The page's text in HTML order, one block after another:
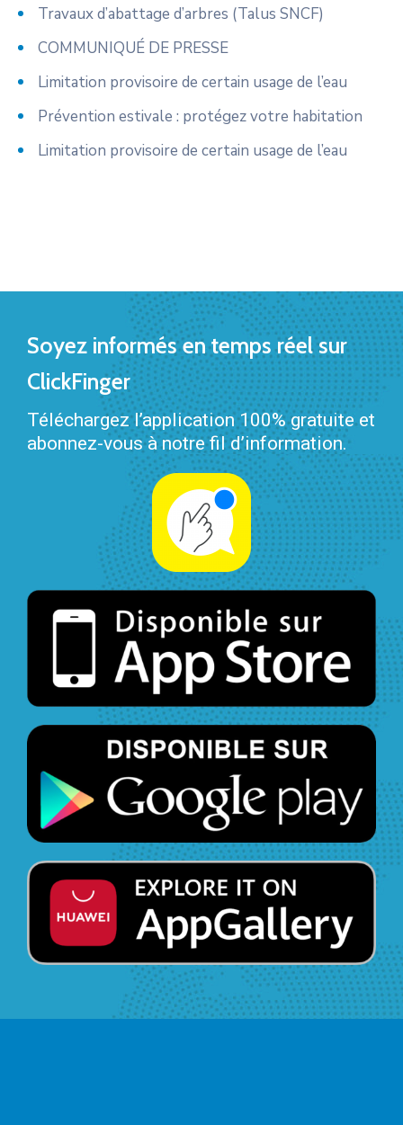
Travaux d’abattage d’arbres (Talus SNCF)
COMMUNIQUÉ DE PRESSE
Limitation provisoire de certain usage de l’eau
Prévention estivale : protégez votre habitation
Limitation provisoire de certain usage de l’eau
Soyez informés en temps réel sur
ClickFinger
Téléchargez l’application 100% gratuite et
abonnez-vous à notre fil d’information.